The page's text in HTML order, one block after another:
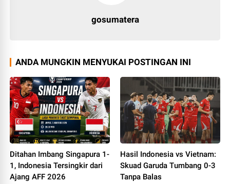
gosumatera
ANDA MUNGKIN MENYUKAI POSTINGAN INI
Ditahan Imbang Singapura 1-
1, Indonesia Tersingkir dari
Ajang AFF 2026
Hasil Indonesia vs Vietnam:
Skuad Garuda Tumbang 0-3
Tanpa Balas